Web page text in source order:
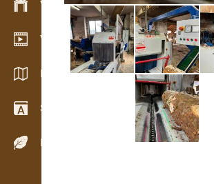
Varude haldamine
Videogalerii
Kataloogid / Brošüürid
Sõnastik
Puiduliigid